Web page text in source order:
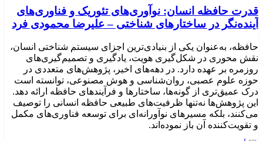
قدرت حافظه انسان: نوآوری‌های تئوریک و فناوری‌های
آینده‌نگر در ساختارهای شناختی – علیرضا محمودی فرد
حافظه، به‌عنوان یکی از بنیادی‌ترین اجزای سیستم شناختی انسان،
نقش محوری در شکل‌گیری هویت، یادگیری و تصمیم‌گیری‌های
روزمره بر عهده دارد. در دهه‌های اخیر، پژوهش‌های متعددی در
حوزه علوم عصبی، روان‌شناسی و هوش مصنوعی، توانسته‌ است
درک عمیق‌تری از گونه‌ها، ساختارها و فرآیندهای حافظه ارائه دهد.
این پژوهش‌ها نه‌تنها ظرفیت‌های طبیعی حافظه انسانی را توصیف
می‌کنند، بلکه مسیرهای نوآورانه‌ای برای توسعه فناوری‌های مکمل
و تقویت‌کننده آن باز نموده‌اند.